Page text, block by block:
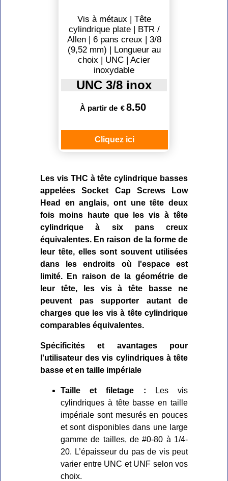
Vis à métaux | Tête
cylindrique plate | BTR /
Allen | 6 pans creux | 3/8
(9,52 mm) | Longueur au
choix | UNC | Acier
inoxydable
UNC 3/8 inox
À partir de € 8.50
Cliquez ici
Les vis THC à tête cylindrique basses
appelées Socket Cap Screws Low
Head en anglais, ont une tête deux
fois moins haute que les vis à tête
cylindrique à six pans creux
équivalentes. En raison de la forme de
leur tête, elles sont souvent utilisées
dans les endroits où l'espace est
limité. En raison de la géométrie de
leur tête, les vis à tête basse ne
peuvent pas supporter autant de
charges que les vis à tête cylindrique
comparables équivalentes.
Spécificités et avantages pour
l'utilisateur des vis cylindriques à tête
basse et en taille impériale
Taille et filetage : Les vis
cylindriques à tête basse en taille
impériale sont mesurés en pouces
et sont disponibles dans une large
gamme de tailles, de #0-80 à 1/4-
20. L’épaisseur du pas de vis peut
varier entre UNC et UNF selon vos
choix.